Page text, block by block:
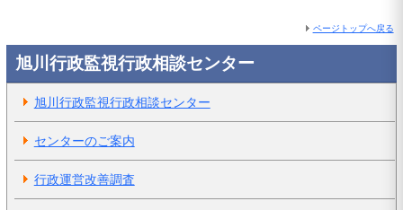
ページトップへ戻る
旭川行政監視行政相談センター
旭川行政監視行政相談センター
センターのご案内
行政運営改善調査